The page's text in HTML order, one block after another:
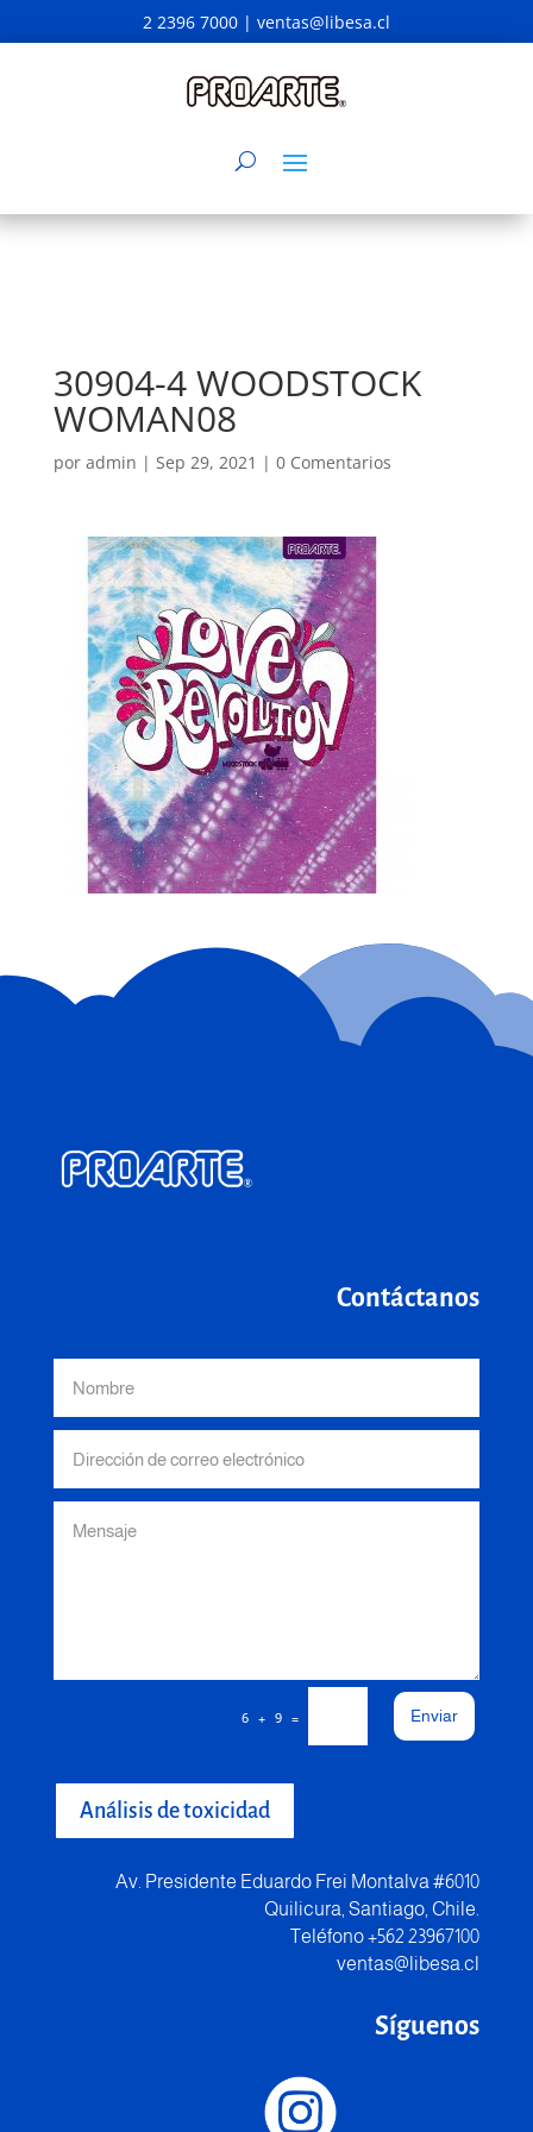
2 2396 7000 | ventas@libesa.cl
30904-4 WOODSTOCK
WOMAN08
por admin | Sep 29, 2021 | 0 Comentarios
Contáctanos
6 + 9 = Enviar
Análisis de toxicidad
Av. Presidente Eduardo Frei Montalva #6010
Quilicura, Santiago, Chile.
Teléfono +562 23967100
ventas@libesa.cl
Síguenos